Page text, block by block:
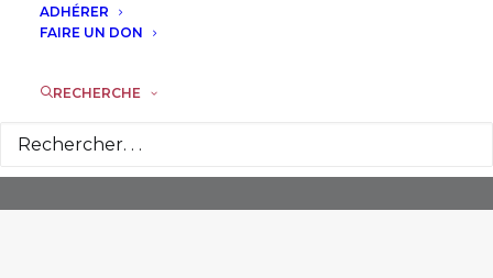
ADHÉRER
FAIRE UN DON
RECHERCHE